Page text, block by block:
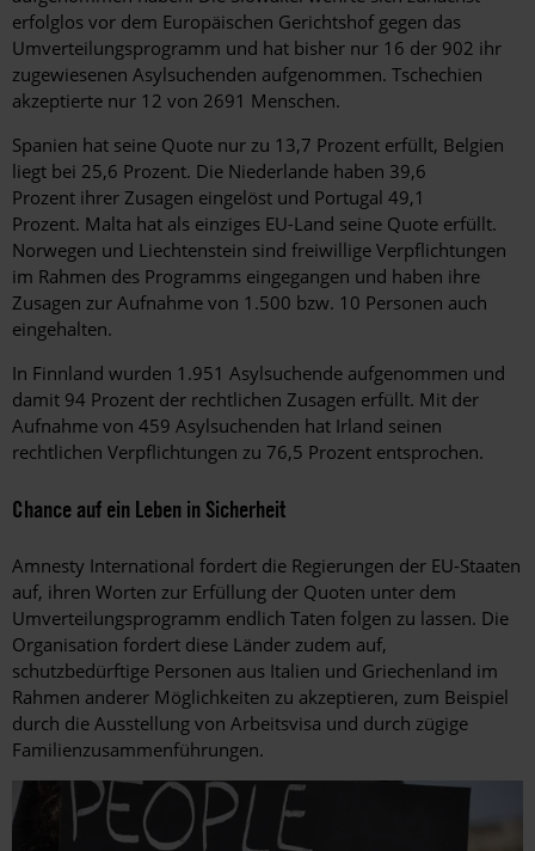
erfolglos vor dem Europäischen Gerichtshof gegen das
Umverteilungsprogramm und hat bisher nur 16 der 902 ihr
zugewiesenen Asylsuchenden aufgenommen. Tschechien
akzeptierte nur 12 von 2691 Menschen.
Spanien hat seine Quote nur zu 13,7 Prozent erfüllt, Belgien
liegt bei 25,6 Prozent. Die Niederlande haben 39,6
Prozent ihrer Zusagen eingelöst und Portugal 49,1
Prozent. Malta hat als einziges EU-Land seine Quote erfüllt.
Norwegen und Liechtenstein sind freiwillige Verpflichtungen
im Rahmen des Programms eingegangen und haben ihre
Zusagen zur Aufnahme von 1.500 bzw. 10 Personen auch
eingehalten.
In Finnland wurden 1.951 Asylsuchende aufgenommen und
damit 94 Prozent der rechtlichen Zusagen erfüllt. Mit der
Aufnahme von 459 Asylsuchenden hat Irland seinen
rechtlichen Verpflichtungen zu 76,5 Prozent entsprochen.
Chance auf ein Leben in Sicherheit
Amnesty International fordert die Regierungen der EU-Staaten
auf, ihren Worten zur Erfüllung der Quoten unter dem
Umverteilungsprogramm endlich Taten folgen zu lassen. Die
Organisation fordert diese Länder zudem auf,
schutzbedürftige Personen aus Italien und Griechenland im
Rahmen anderer Möglichkeiten zu akzeptieren, zum Beispiel
durch die Ausstellung von Arbeitsvisa und durch zügige
Familienzusammenführungen.